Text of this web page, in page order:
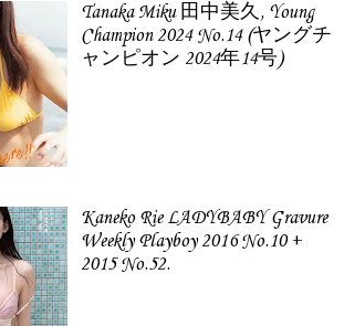
Tanaka Miku 田中美久, Young
Champion 2024 No.14 (ヤングチ
ャンピオン 2024年14号)
Kaneko Rie LADYBABY Gravure
Weekly Playboy 2016 No.10 +
2015 No.52.